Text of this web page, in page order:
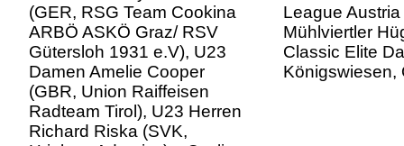
Raiffeisen Radteam Tirol),
U23 Herren Richard Riska
(SVK, Hrinkow Advarics), ,
Cycling League Austria
Radliga, Mühlviertler
Hügelwelt Classic Elite
Damen, Königswiesen, OÖ